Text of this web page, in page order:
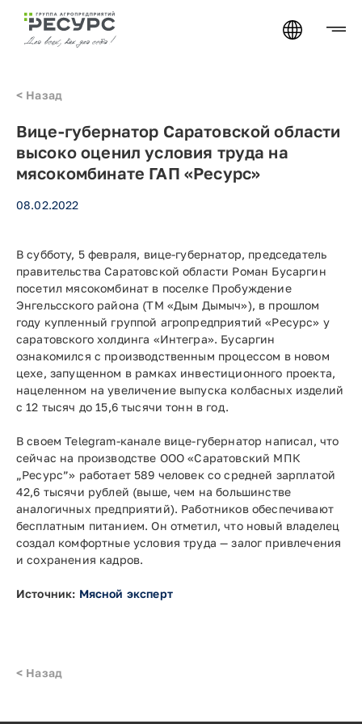
< Назад
Вице-губернатор Саратовской области
высоко оценил условия труда на
мясокомбинате ГАП «Ресурс»
08.02.2022
В субботу, 5 февраля, вице-губернатор, председатель
правительства Саратовской области Роман Бусаргин
посетил мясокомбинат в поселке Пробуждение
Энгельсского района (ТМ «Дым Дымыч»), в прошлом
году купленный группой агропредприятий «Ресурс» у
саратовского холдинга «Интегра». Бусаргин
ознакомился с производственным процессом в новом
цехе, запущенном в рамках инвестиционного проекта,
нацеленном на увеличение выпуска колбасных изделий
с 12 тысяч до 15,6 тысячи тонн в год.
В своем Telegram-канале вице-губернатор написал, что
сейчас на производстве ООО «Саратовский МПК
„Ресурс”» работает 589 человек со средней зарплатой
42,6 тысячи рублей (выше, чем на большинстве
аналогичных предприятий). Работников обеспечивают
бесплатным питанием. Он отметил, что новый владелец
создал комфортные условия труда — залог привлечения
и сохранения кадров.
Источник: Мясной эксперт
< Назад